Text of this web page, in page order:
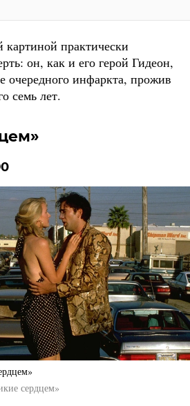
практически
он, как и его герой Гидеон,
очередного инфаркта, прожив
семь лет.
сердцем»